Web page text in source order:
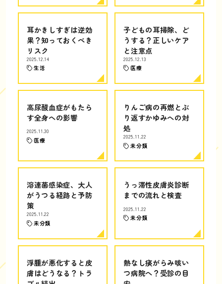
耳かきしすぎは逆効
果？知っておくべき
リスク
2025.12.14
生活
子どもの耳掃除、ど
うする？正しいケア
と注意点
2025.12.13
医療
高尿酸血症がもたら
す全身への影響
2025.11.30
医療
りんご病の再燃とぶ
り返すかゆみへの対
処
2025.11.22
未分類
溶連菌感染症、大人
がうつる経路と予防
策
2025.11.22
未分類
うっ滞性皮膚炎診断
までの流れと検査
2025.11.22
未分類
浮腫が悪化すると皮
膚はどうなる？トラ
熱なし痰がらみ咳い
つ病院へ？受診の目